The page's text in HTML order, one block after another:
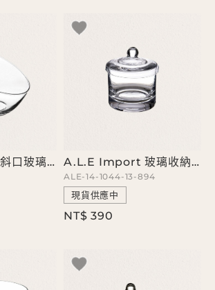
A.L.E Import 斜口玻璃器皿 A.L.E Import 玻璃收納罐
ALE-14-1044-13-894
現貨供應中
NT$ 390